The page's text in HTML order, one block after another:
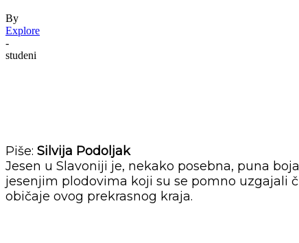
By
Explore
-
studeni
Piše: Silvija Podoljak
Jesen u Slavoniji je, nekako posebna, puna
jesenjim plodovima koji su se pomno uzgajali
običaje ovog prekrasnog kraja.